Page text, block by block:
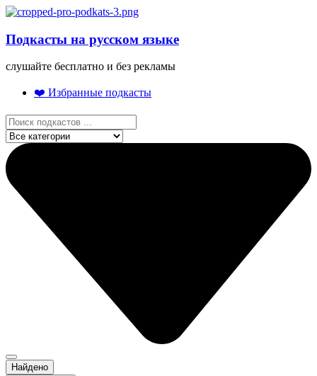
Подкасты на русском языке
слушайте бесплатно и без рекламы
❤️ Избранные подкасты
Найдено